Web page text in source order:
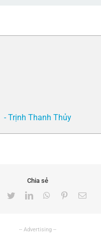
- Trịnh Thanh Thủy
Chia sẻ
Facebook
TwitterLinkedInWhatsApp
PinterestEmail